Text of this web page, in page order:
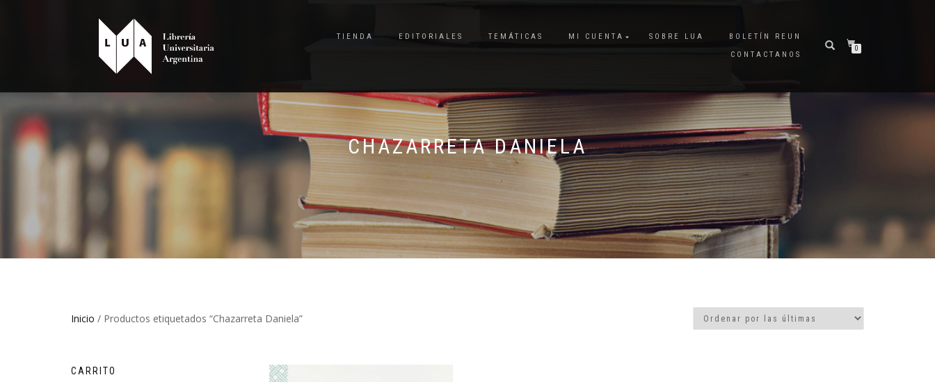
TIENDA EDITORIALES TEMÁTICAS MI CUENTA SOBRE LUA
BOLETÍN REUN
CONTACTANOS
0
CHAZARRETA DANIELA
Inicio / Productos etiquetados “Chazarreta Daniela”
CARRITO